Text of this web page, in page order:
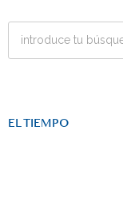
EL TIEMPO